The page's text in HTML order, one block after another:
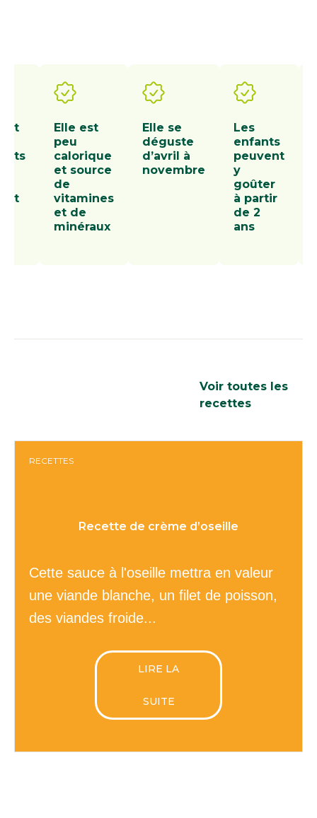
et
Elle est
peu
calorique
et source
de
vitamines
et de
minéraux
Elle se
déguste
d’avril à
novembre
Les
enfants
peuvent
y
goûter
à partir
de 2
ans
Voir toutes les
recettes
RECETTES
Recette de crème d’oseille
Cette sauce à l'oseille mettra en valeur
une viande blanche, un filet de poisson,
des viandes froide...
LIRE LA
SUITE